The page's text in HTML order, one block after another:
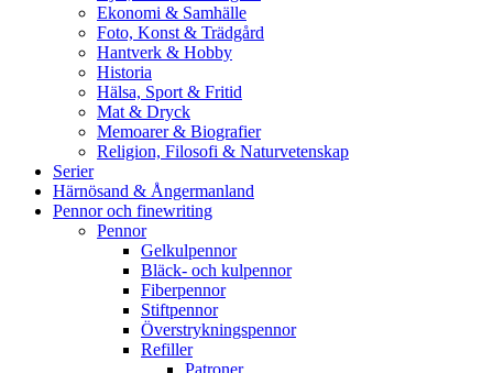
Ekonomi & Samhälle
Foto, Konst & Trädgård
Hantverk & Hobby
Historia
Hälsa, Sport & Fritid
Mat & Dryck
Memoarer & Biografier
Religion, Filosofi & Naturvetenskap
Serier
Härnösand & Ångermanland
Pennor och finewriting
Pennor
Gelkulpennor
Bläck- och kulpennor
Fiberpennor
Stiftpennor
Överstrykningspennor
Refiller
Patroner